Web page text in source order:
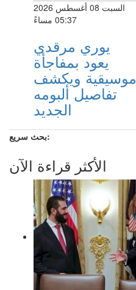
السبت 08 أغسطس 2026
05:37 مساءً
يوري مرقدي
يعود بمفاجأة
موسيقية ويكشف
تفاصيل ألبومه
الجديد
بحث سريع:
الأكثر قراءة الآن